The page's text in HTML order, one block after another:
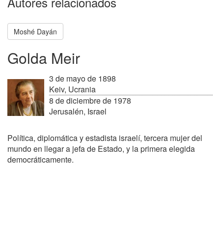
Moshé Dayán
Golda Meir
3 de mayo de 1898
Keiv, Ucrania
8 de diciembre de 1978
Jerusalén, Israel
Política, diplomática y estadista israelí, tercera mujer del
mundo en llegar a jefa de Estado, y la primera elegida
democráticamente.